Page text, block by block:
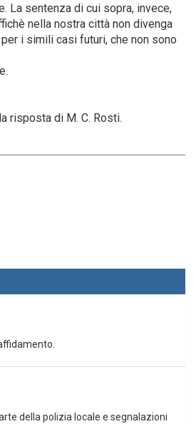
La sentenza di cui sopra, invece,
nella nostra città non divenga
i simili casi futuri, che non sono
risposta di M. C. Rosti.
della polizia locale e segnalazioni